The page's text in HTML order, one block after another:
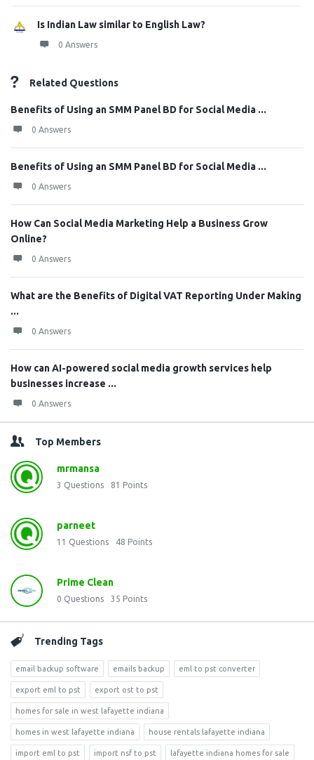
Is Indian Law similar to English Law?
0 Answers
Related Questions
Benefits of Using an SMM Panel BD for Social Media ...
0 Answers
Benefits of Using an SMM Panel BD for Social Media ...
0 Answers
How Can Social Media Marketing Help a Business Grow
Online?
0 Answers
What are the Benefits of Digital VAT Reporting Under Making
...
0 Answers
How can AI-powered social media growth services help
businesses increase ...
0 Answers
Top Members
mrmansa
3 Questions 81 Points
parneet
11 Questions 48 Points
Prime Clean
0 Questions 35 Points
Trending Tags
email backup software emails backup eml to pst converter
export eml to pst export ost to pst
homes for sale in west lafayette indiana
homes in west lafayette indiana house rentals lafayette indiana
import eml to pst import nsf to pst lafayette indiana homes for sale